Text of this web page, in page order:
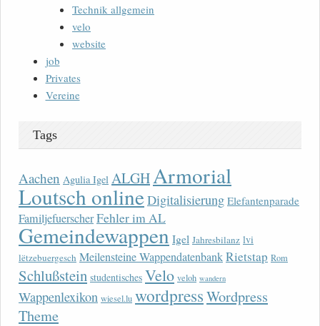
Technik allgemein
velo
website
job
Privates
Vereine
Tags
Aachen Agulia Igel ALGH Armorial
Loutsch onlineDigitalisierung Elefantenparade
FamiljefuerscherFehler im AL
Gemeindewappen Igel Jahresbilanz lvi
lëtzebuergesch Meilensteine WappendatenbankRietstap Rom
Schlußstein studentisches Velo veloh wandern
Wappenlexikon wiesel.lu wordpressWordpress
Theme